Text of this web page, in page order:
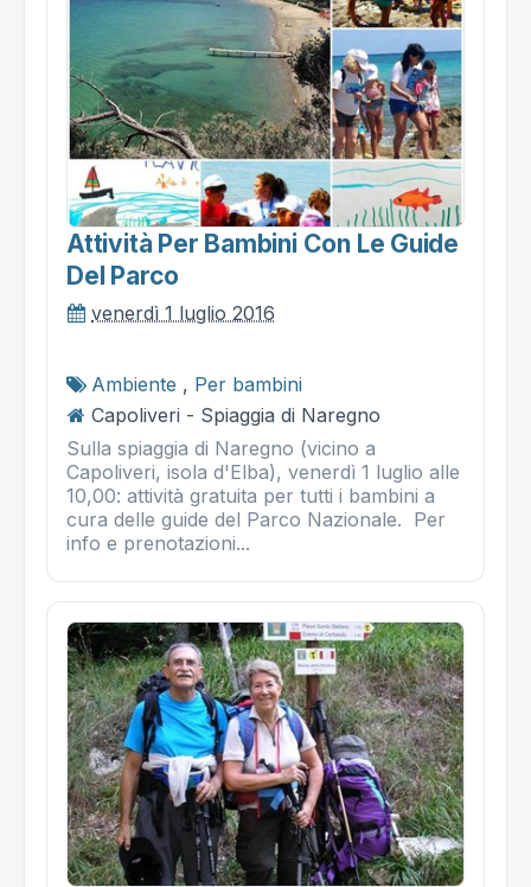
Attività Per Bambini Con Le Guide
Del Parco
venerdì 1 luglio 2016
Ambiente , Per bambini
Capoliveri - Spiaggia di Naregno
Sulla spiaggia di Naregno (vicino a
Capoliveri, isola d'Elba), venerdì 1 luglio alle
10,00: attività gratuita per tutti i bambini a
cura delle guide del Parco Nazionale. Per
info e prenotazioni...